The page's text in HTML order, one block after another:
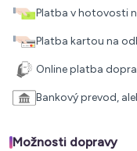
Platba v hotovosti
Platba kartou na
Online platba
Bankový prevod,
Možnosti dopravy